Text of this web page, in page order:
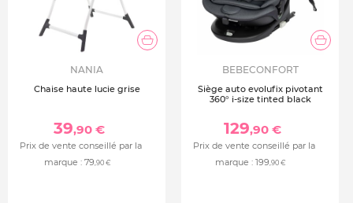
NANIA
Chaise haute lucie grise
39,90 €
Prix de vente conseillé par la
marque : 79,90 €
BEBECONFORT
Siège auto evolufix pivotant
360° i-size tinted black
129,90 €
Prix de vente conseillé par la
marque : 199,90 €